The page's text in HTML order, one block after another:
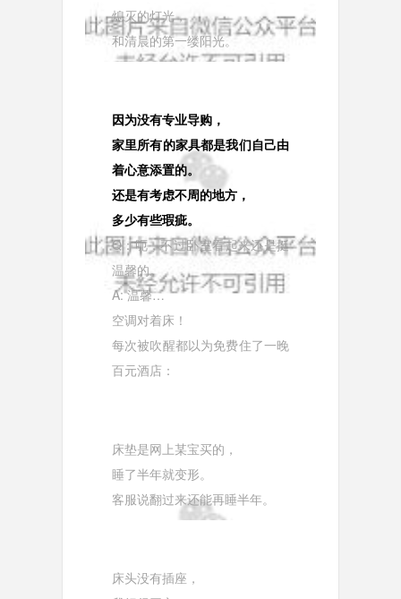
熄灭的灯光，
和清晨的第一缕阳光。
因为没有专业导购，
家里所有的家具都是我们自己由
着心意添置的。
还是有考虑不周的地方，
多少有些瑕疵。
Q：呃，不过卧室看起来还是挺
温馨的。
A: 温馨…
空调对着床！
每次被吹醒都以为免费住了一晚
百元酒店：
床垫是网上某宝买的，
睡了半年就变形。
客服说翻过来还能再睡半年。
床头没有插座，